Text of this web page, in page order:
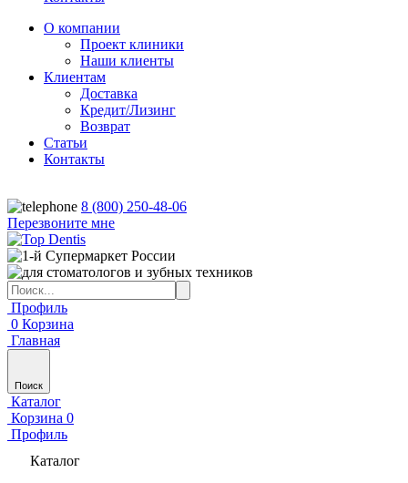
О компании
Проект клиники
Наши клиенты
Клиентам
Доставка
Кредит/Лизинг
Возврат
Статьи
Контакты
8 (800) 250-48-06
Перезвоните мне
Профиль
0 Корзина
Главная
Поиск
Каталог
Корзина 0
Профиль
Каталог